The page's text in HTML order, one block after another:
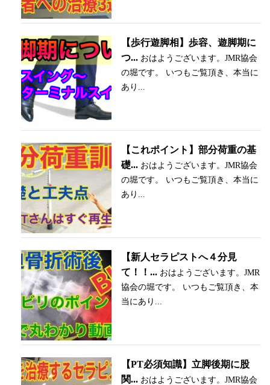
【歩行遊脚相】歩容、遊脚期に
つ... おはようございます。JMR協会
の堀です。 いつもご覧頂き、本当に
あり...
【これポイント】部分荷重の基
礎... おはようございます。JMR協会
の堀です。 いつもご覧頂き、本当に
あり...
【新人セラピストへ４分見
て！！... おはようございます。JMR
協会の堀です。 いつもご覧頂き、本
当にあり...
【PT必須知識】立脚後期に股
関... おはようございます。JMR協会